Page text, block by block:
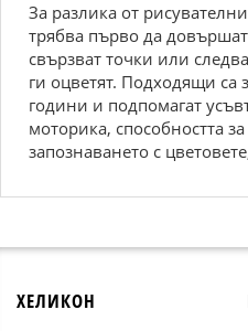
За разлика от
трябва първо да
свързват точки или
ги оцветят. Подходящи са
години и подпомагат
моторика, способността
запознаването с
ХЕЛИКОН